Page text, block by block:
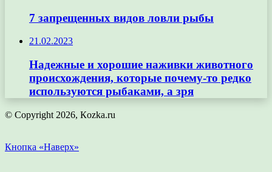
7 запрещенных видов ловли рыбы
21.02.2023
Надежные и хорошие наживки животного
происхождения, которые почему-то редко
используются рыбаками, а зря
© Copyright 2026, Кozka.ru
Кнопка «Наверх»